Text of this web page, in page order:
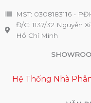
MST: 0308183116 -
Đ/C: 1137/32 Nguyễn
Hồ Chí Minh
Hệ Thống Nhà